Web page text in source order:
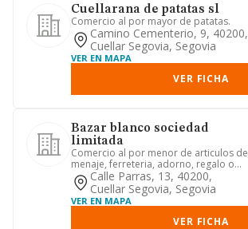
Cuellarana de patatas sl
Comercio al por mayor de patatas.
Camino Cementerio, 9, 40200,
Cuellar Segovia, Segovia
VER EN MAPA
VER FICHA
Bazar blanco sociedad
limitada
Comercio al por menor de articulos de
menaje, ferreteria, adorno, regalo o
reclamo, material y apar...
Calle Parras, 13, 40200,
Cuellar Segovia, Segovia
VER EN MAPA
VER FICHA